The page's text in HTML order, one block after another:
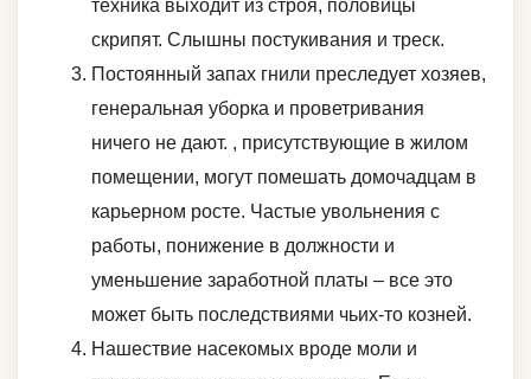
техника выходит из строя, половицы
скрипят. Слышны постукивания и треск.
Постоянный запах гнили преследует хозяев,
генеральная уборка и проветривания
ничего не дают. , присутствующие в жилом
помещении, могут помешать домочадцам в
карьерном росте. Частые увольнения с
работы, понижение в должности и
уменьшение заработной платы – все это
может быть последствиями чьих-то козней.
Нашествие насекомых вроде моли и